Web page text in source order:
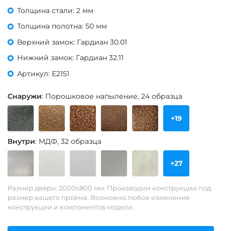
Толщина стали: 2 мм
Толщина полотна: 50 мм
Верхний замок: Гардиан 30.01
Нижний замок: Гардиан 32.11
Артикул: Е2151
Снаружи: Порошковое напыление, 24 образца
+19
Внутри: МДФ, 32 образца
+27
Размер двери: 2000х800 мм. Производим конструкции под
размер вашего проёма. Возможно любое изменение
конструкции и компонентов модели.